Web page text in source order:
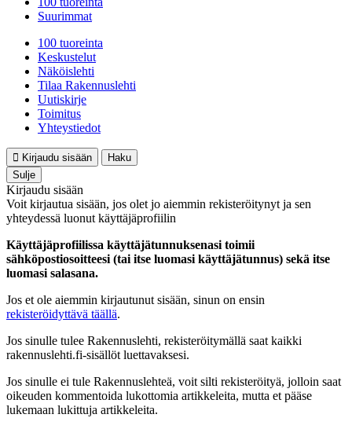
Suurimmat
100 tuoreinta
Keskustelut
Näköislehti
Tilaa Rakennuslehti
Uutiskirje
Toimitus
Yhteystiedot
Kirjaudu sisään
Haku
Sulje
Kirjaudu sisään
Voit kirjautua sisään, jos olet jo aiemmin rekisteröitynyt ja sen
yhteydessä luonut käyttäjäprofiilin
Käyttäjäprofiilissa käyttäjätunnuksenasi toimii
sähköpostiosoitteesi (tai itse luomasi käyttäjätunnus) sekä itse
luomasi salasana.
Jos et ole aiemmin kirjautunut sisään, sinun on ensin
rekisteröidyttävä täällä.
Jos sinulle tulee Rakennuslehti, rekisteröitymällä saat kaikki
rakennuslehti.fi-sisällöt luettavaksesi.
Jos sinulle ei tule Rakennuslehteä, voit silti rekisteröityä, jolloin saat
oikeuden kommentoida lukottomia artikkeleita, mutta et pääse
lukemaan lukittuja artikkeleita.